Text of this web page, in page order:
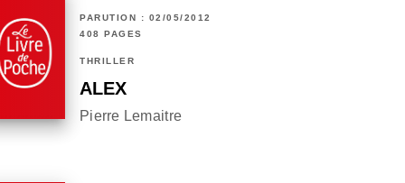
PARUTION : 02/05/2012
408 PAGES
THRILLER
ALEX
Pierre Lemaitre